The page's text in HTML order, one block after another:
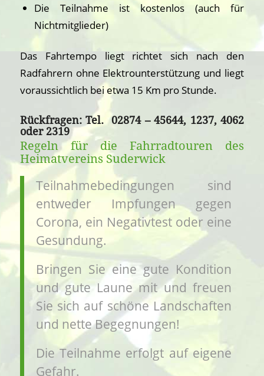
Die Teilnahme ist kostenlos (auch für
Nichtmitglieder)
Das Fahrtempo liegt richtet sich nach den
Radfahrern ohne Elektrounterstützung und liegt
voraussichtlich bei etwa 15 Km pro Stunde.
Rückfragen: Tel. 02874 – 45644, 1237, 4062
oder 2319
Regeln für die Fahrradtouren des
Heimatvereins Suderwick
Teilnahmebedingungen sind
entweder Impfungen gegen
Corona, ein Negativtest oder eine
Gesundung.
Bringen Sie eine gute Kondition
und gute Laune mit und freuen
Sie sich auf schöne Landschaften
und nette Begegnungen!
Die Teilnahme erfolgt auf eigene
Gefahr.